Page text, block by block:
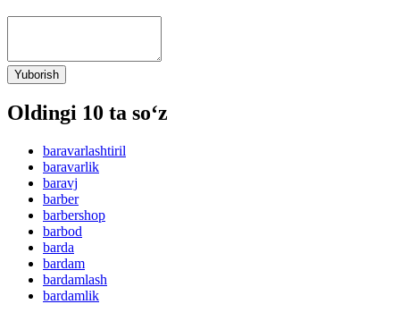
Yuborish
Oldingi 10 ta so‘z
baravarlashtiril
baravarlik
baravj
barber
barbershop
barbod
barda
bardam
bardamlash
bardamlik